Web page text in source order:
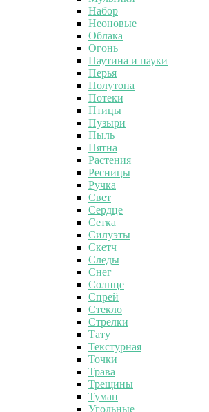
Набор
Неоновые
Облака
Огонь
Паутина и пауки
Перья
Полутона
Потеки
Птицы
Пузыри
Пыль
Пятна
Растения
Ресницы
Ручка
Свет
Сердце
Сетка
Силуэты
Скетч
Следы
Снег
Солнце
Спрей
Стекло
Стрелки
Тату
Текстурная
Точки
Трава
Трещины
Туман
Угольные